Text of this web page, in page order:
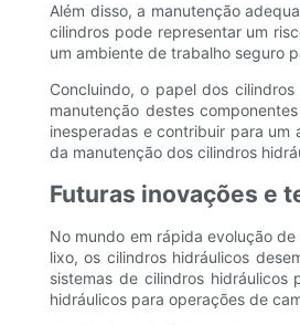
Além disso, a manutenção
cilindros pode representar um
um ambiente de trabalho seguro
Concluindo, o papel dos
manutenção destes
inesperadas e contribuir para um
da manutenção dos cilindros
Futuras inovações e
No mundo em rápida evolução
lixo, os cilindros hidráulicos
sistemas de cilindros
hidráulicos para operações de